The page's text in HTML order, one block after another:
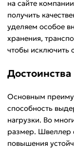
на сайте компании
получить
уделяем особое
хранения,
чтобы исключить
Достоинства
Основным
способность
нагрузки. Во
размер. Швеллер
повышения